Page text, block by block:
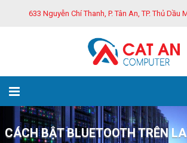
633 Nguyễn Chí Thanh, P. Tân An, TP. Thủ Dầu
CÁCH BẬT BLUETOOTH TRÊN